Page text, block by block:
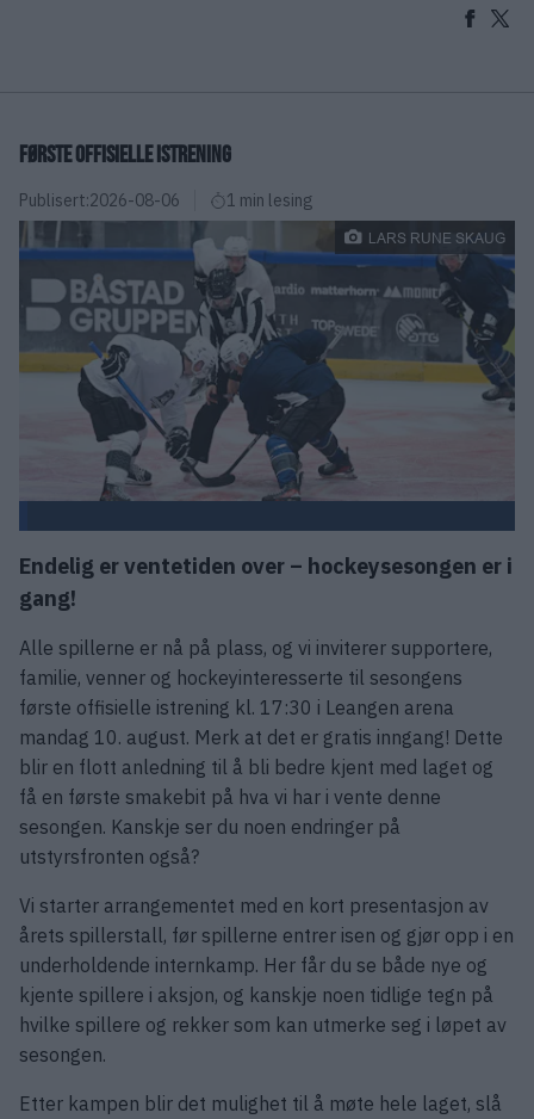
FØRSTE OFFISIELLE ISTRENING
Publisert:2026-08-06 1 min lesing
LARS RUNE SKAUG
Endelig er ventetiden over – hockeysesongen er i
gang!
Alle spillerne er nå på plass, og vi inviterer supportere,
familie, venner og hockeyinteresserte til sesongens
første offisielle istrening kl. 17:30 i Leangen arena
mandag 10. august. Merk at det er gratis inngang! Dette
blir en flott anledning til å bli bedre kjent med laget og
få en første smakebit på hva vi har i vente denne
sesongen. Kanskje ser du noen endringer på
utstyrsfronten også?
Vi starter arrangementet med en kort presentasjon av
årets spillerstall, før spillerne entrer isen og gjør opp i en
underholdende internkamp. Her får du se både nye og
kjente spillere i aksjon, og kanskje noen tidlige tegn på
hvilke spillere og rekker som kan utmerke seg i løpet av
sesongen.
Etter kampen blir det mulighet til å møte hele laget, slå